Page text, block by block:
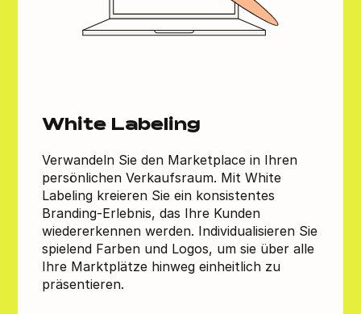
White Labeling
Verwandeln Sie den Marketplace in Ihren
persönlichen Verkaufsraum. Mit White
Labeling kreieren Sie ein konsistentes
Branding-Erlebnis, das Ihre Kunden
wiedererkennen werden. Individualisieren Sie
spielend Farben und Logos, um sie über alle
Ihre Marktplätze hinweg einheitlich zu
präsentieren.